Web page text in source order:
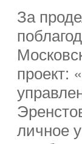
За
проект:
личное